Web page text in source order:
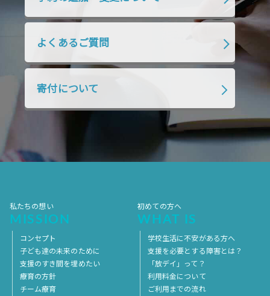
2018年7月 2018年6月
2018年4月 2018年3月 2018年2月
2018年1月 2017年12月
2017年10月 2017年9月 2017年8月
2017年5月
2017年4月
よくあるご質問
寄付について
私たちの想い
MISSION
コンセプト
子ども達の未来のために
支援のすき間を埋めたい
療育の方針
チーム療育
初めての方へ
WHAT IS
学校生活に不安がある方へ
支援を必要とする障害とは？
「放デイ」って？
利用料金について
ご利用までの流れ